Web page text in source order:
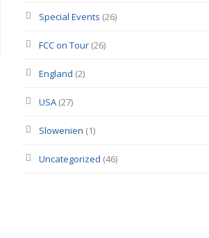
Special Events (26)
FCC on Tour (26)
England (2)
USA (27)
Slowenien (1)
Uncategorized (46)